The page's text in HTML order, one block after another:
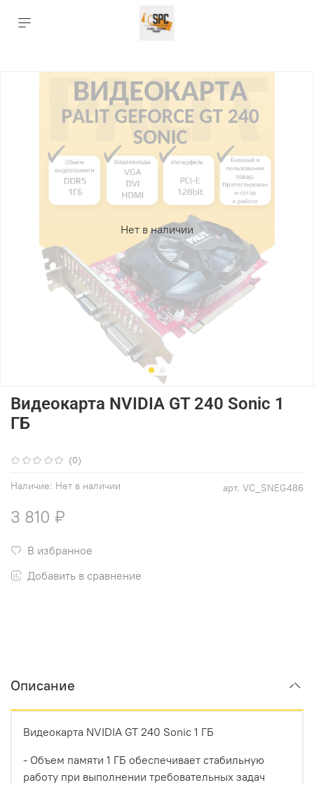
Нет в наличии
(0)
арт. VC_SNEG486
Наличие: Нет в наличии
Видеокарта NVIDIA GT 240 Sonic 1
ГБ
3 810 ₽
В избранное
Добавить в сравнение
Описание
Видеокарта NVIDIA GT 240 Sonic 1 ГБ
- Объем памяти 1 ГБ обеспечивает стабильную
работу при выполнении требовательных задач